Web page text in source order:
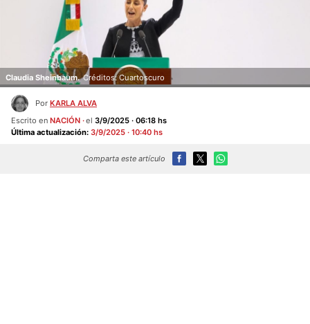
Claudia Sheinbaum. Créditos: Cuartoscuro
Por KARLA ALVA
Escrito en NACIÓN el 3/9/2025 · 06:18 hs
Última actualización: 3/9/2025 · 10:40 hs
Comparta este artículo